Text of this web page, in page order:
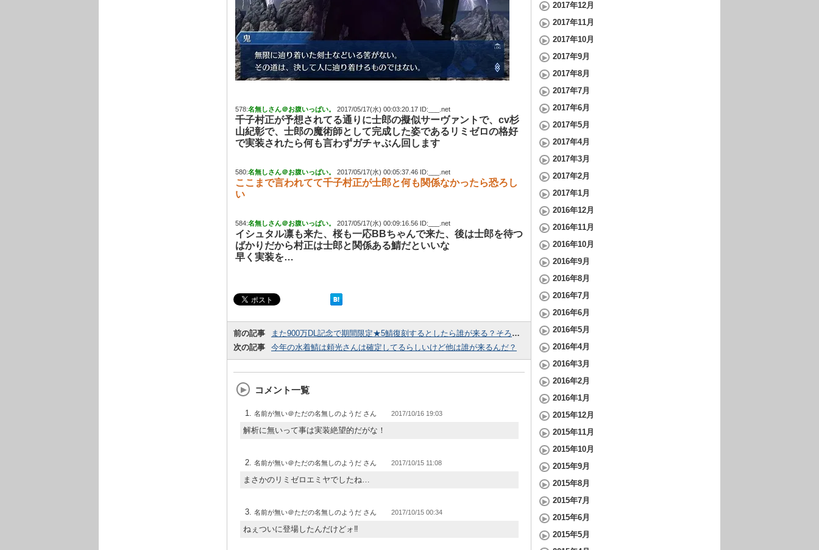
578:名無しさん＠お腹いっぱい。 2017/05/17(水) 00:03:20.17 ID:___.net
千子村正が予想されてる通りに士郎の擬似サーヴァントで、cv杉
山紀彰で、士郎の魔術師として完成した姿であるリミゼロの格好
で実装されたら何も言わずガチャぶん回します
580:名無しさん＠お腹いっぱい。 2017/05/17(水) 00:05:37.46 ID:___.net
ここまで言われてて千子村正が士郎と何も関係なかったら恐ろし
い
584:名無しさん＠お腹いっぱい。 2017/05/17(水) 00:09:16.56 ID:___.net
イシュタル凛も来た、桜も一応BBちゃんで来た、後は士郎を待つ
ばかりだから村正は士郎と関係ある鯖だといいな
早く実装を…
前の記事
また900万DL記念で期間限定★5鯖復刻するとしたら誰が来る？そろそろマーリン戻ってこないかねえ
次の記事
今年の水着鯖は頼光さんは確定してるらしいけど他は誰が来るんだ？
コメント一覧
名前が無い＠ただの名無しのようだ 2017/10/16 19:03
解析に無いって事は実装絶望的だがな！
名前が無い＠ただの名無しのようだ 2017/10/15 11:08
まさかのリミゼロエミヤでしたね…
名前が無い＠ただの名無しのようだ 2017/10/15 00:34
ねぇついに登場したんだけどォ‼︎
2017年12月
2017年11月
2017年10月
2017年9月
2017年8月
2017年7月
2017年6月
2017年5月
2017年4月
2017年3月
2017年2月
2017年1月
2016年12月
2016年11月
2016年10月
2016年9月
2016年8月
2016年7月
2016年6月
2016年5月
2016年4月
2016年3月
2016年2月
2016年1月
2015年12月
2015年11月
2015年10月
2015年9月
2015年8月
2015年7月
2015年6月
2015年5月